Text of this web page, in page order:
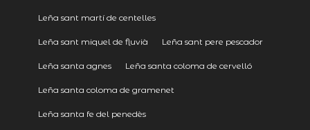
Leña sant martí de centelles
Leña sant miquel de fluvià Leña sant pere pescador
Leña santa agnes Leña santa coloma de cervelló
Leña santa coloma de gramenet
Leña santa fe del penedès